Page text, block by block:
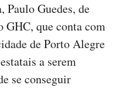
Paulo Guedes, de
GHC, que conta com
de Porto Alegre
a serem
se conseguir